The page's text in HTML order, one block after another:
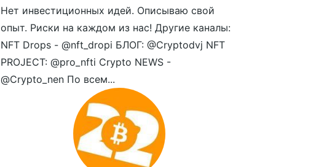
Нет инвестиционных идей. Описываю свой
опыт. Риски на каждом из нас! Другие каналы:
NFT Drops - @nft_dropi БЛОГ: @Cryptodvj NFT
PROJECT: @pro_nfti Crypto NEWS -
@Crypto_nen По всем...